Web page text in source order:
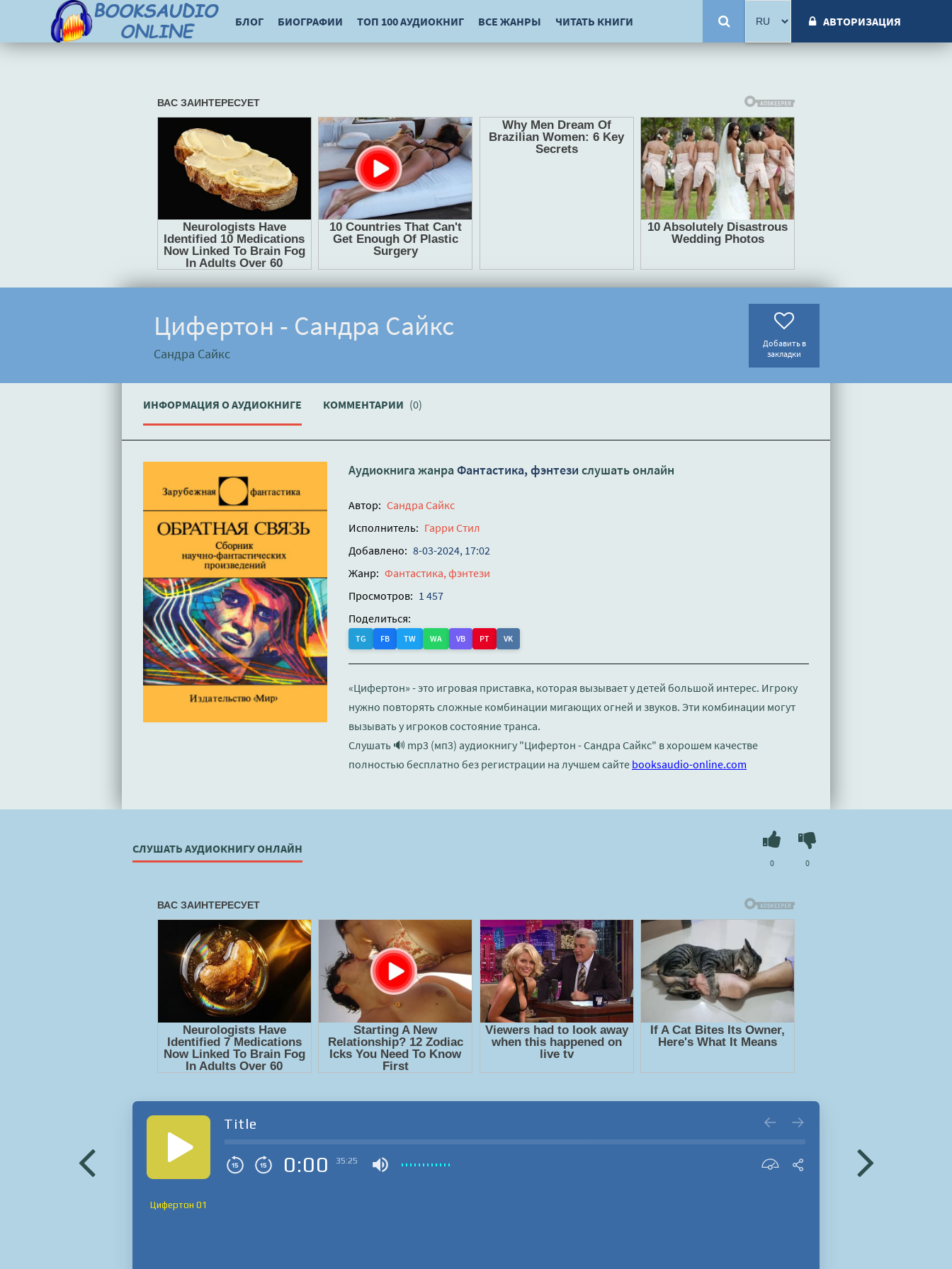
БЛОГ БИОГРАФИИ ТОП 100 АУДИОКНИГ ВСЕ ЖАНРЫ ЧИТАТЬ КНИГИ АВТОРИЗАЦИЯ
Цифертон - Сандра Сайкс
Сандра Сайкс
Добавить в
закладки
ИНФОРМАЦИЯ О АУДИОКНИГЕ КОММЕНТАРИИ (0)
Аудиокнига жанра Фантастика, фэнтези слушать онлайн
Автор: Сандра Сайкс
Исполнитель: Гарри Стил
Добавлено: 8-03-2024, 17:02
Жанр: Фантастика, фэнтези
Просмотров: 1 457
Поделиться:
TG FB TW WA VB PT VK
«Цифертон» - это игровая приставка, которая вызывает у детей большой интерес. Игроку
нужно повторять сложные комбинации мигающих огней и звуков. Эти комбинации могут
вызывать у игроков состояние транса.
Слушать 🔊 mp3 (мп3) аудиокнигу "Цифертон - Сандра Сайкс" в хорошем качестве
полностью бесплатно без регистрации на лучшем сайте booksaudio-online.com
СЛУШАТЬ АУДИОКНИГУ ОНЛАЙН
0 0
Title
0:00 35:25
Цифертон 01